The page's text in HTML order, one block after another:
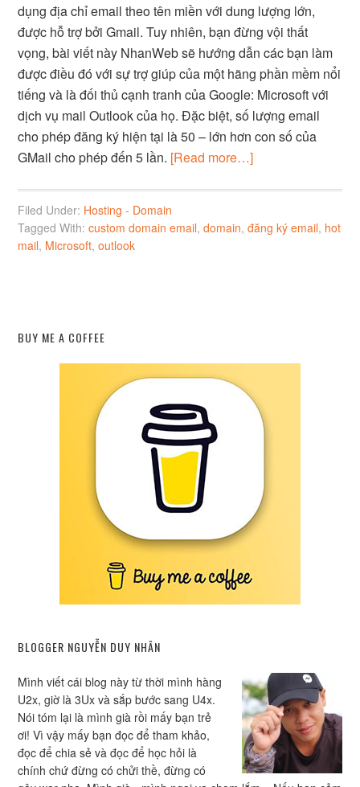
dụng địa chỉ email theo tên miền với dung lượng lớn,
được hỗ trợ bởi Gmail. Tuy nhiên, bạn đừng vội thất
vọng, bài viết này NhanWeb sẽ hướng dẫn các bạn làm
được điều đó với sự trợ giúp của một hãng phần mềm nổi
tiếng và là đối thủ cạnh tranh của Google: Microsoft với
dịch vụ mail Outlook của họ. Đặc biệt, số lượng email
cho phép đăng ký hiện tại là 50 – lớn hơn con số của
GMail cho phép đến 5 lần. [Read more…]
Filed Under: Hosting - Domain
Tagged With:custom domain email,domain,đăng ký email, hot
mail, Microsoft,outlook
BUY ME A COFFEE
BLOGGER NGUYỄN DUY NHÂN
Mình viết cái blog này từ thời mình hàng
U2x, giờ là 3Ux và sắp bước sang U4x.
Nói tóm lại là mình già rồi mấy bạn trẻ
ơi! Vì vậy mấy bạn đọc để tham khảo,
đọc để chia sẻ và đọc để học hỏi là
chính chứ đừng có chửi thề, đừng có